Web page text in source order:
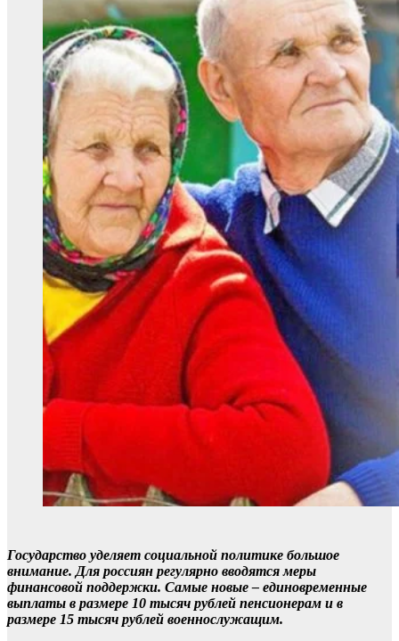
Государство уделяет социальной политике большое
внимание. Для россиян регулярно вводятся меры
финансовой поддержки. Самые новые – единовременные
выплаты в размере 10 тысяч рублей пенсионерам и в
размере 15 тысяч рублей военнослужащим.